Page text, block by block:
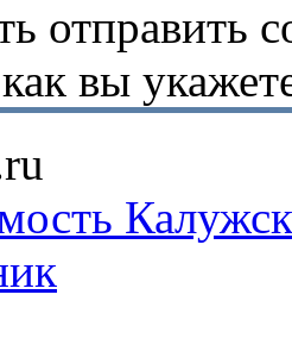
отправить
вы